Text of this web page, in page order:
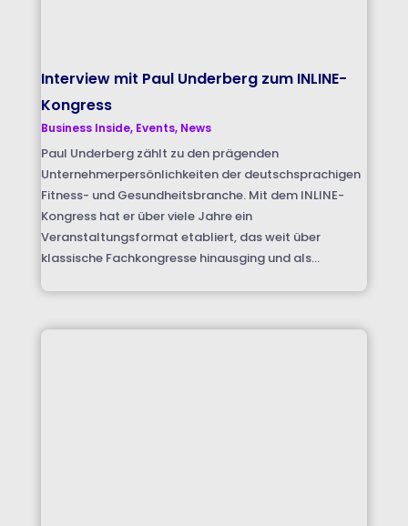
Interview mit Paul Underberg zum INLINE-
Kongress
Business Inside, Events, News
Paul Underberg zählt zu den prägenden
Unternehmerpersönlichkeiten der deutschsprachigen
Fitness- und Gesundheitsbranche. Mit dem INLINE-
Kongress hat er über viele Jahre ein
Veranstaltungsformat etabliert, das weit über
klassische Fachkongresse hinausging und als...